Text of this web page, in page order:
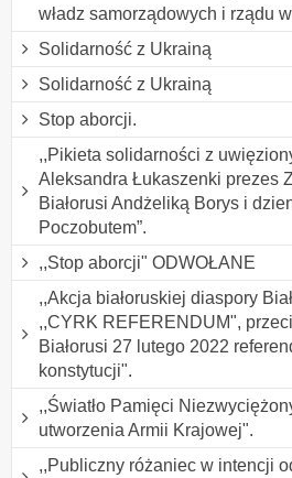
władz samorządowych i rządu
Solidarność z Ukrainą
Solidarność z Ukrainą
Stop aborcji.
,,Pikieta solidarności z
Aleksandra Łukaszenki prezes
Białorusi Andżeliką Borys i
Poczobutem”.
,,Stop aborcji" ODWOŁANE
,,Akcja białoruskiej diaspory
,,CYRK REFERENDUM",
Białorusi 27 lutego 2022
konstytucji".
,,Światło Pamięci
utworzenia Armii Krajowej".
,,Publiczny różaniec w intencji